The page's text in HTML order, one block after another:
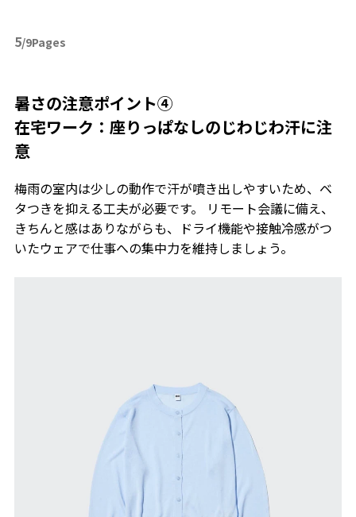
5/9Pages
暑さの注意ポイント④
在宅ワーク：座りっぱなしのじわじわ汗に注
意
梅雨の室内は少しの動作で汗が噴き出しやすいため、ベ
タつきを抑える工夫が必要です。 リモート会議に備え、
きちんと感はありながらも、ドライ機能や接触冷感がつ
いたウェアで仕事への集中力を維持しましょう。